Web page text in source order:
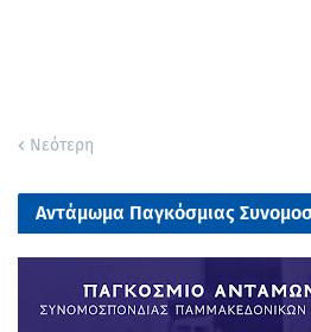
Νεότερη
Αντάμωμα Παγκόσμιας
Παμμακεδονικών Ενώσεων